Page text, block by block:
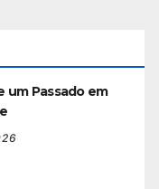
um Passado em